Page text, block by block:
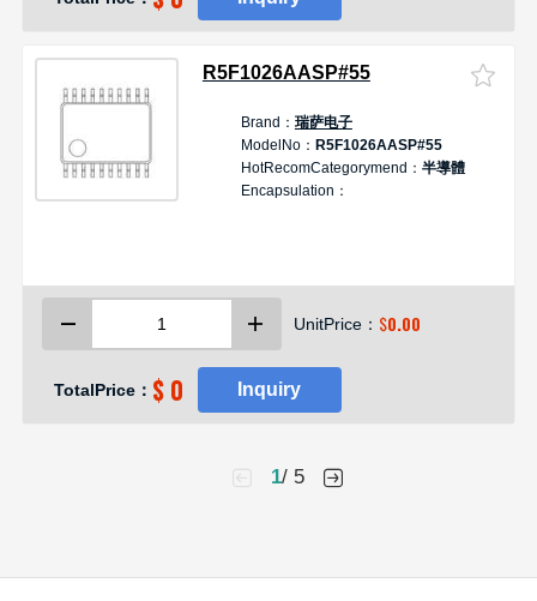
R5F1026AASP#55
Brand： 瑞萨电子
ModelNo： R5F1026AASP#55
HotRecomCategorymend： 半導體
Encapsulation：
UnitPrice： $0.00
TotalPrice： $ 0 Inquiry
1/ 5